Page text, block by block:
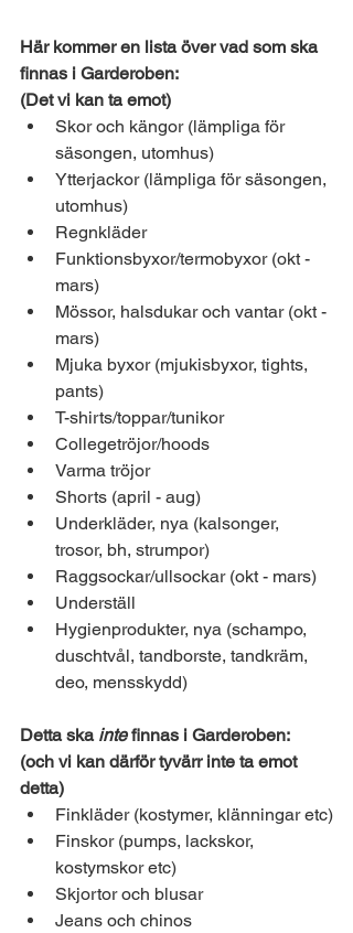
Här kommer en lista över vad som ska
finnas i Garderoben:
(Det vi kan ta emot)
Skor och kängor (lämpliga för
säsongen, utomhus)
Ytterjackor (lämpliga för säsongen,
utomhus)
Regnkläder
Funktionsbyxor/termobyxor (okt -
mars)
Mössor, halsdukar och vantar (okt -
mars)
Mjuka byxor (mjukisbyxor, tights,
pants)
T-shirts/toppar/tunikor
Collegetröjor/hoods
Varma tröjor
Shorts (april - aug)
Underkläder, nya (kalsonger,
trosor, bh, strumpor)
Raggsockar/ullsockar (okt - mars)
Underställ
Hygienprodukter, nya (schampo,
duschtvål, tandborste, tandkräm,
deo, mensskydd)
Detta ska inte finnas i Garderoben:
(och vi kan därför tyvärr inte ta emot
detta)
Finkläder (kostymer, klänningar etc)
Finskor (pumps, lackskor,
kostymskor etc)
Skjortor och blusar
Jeans och chinos